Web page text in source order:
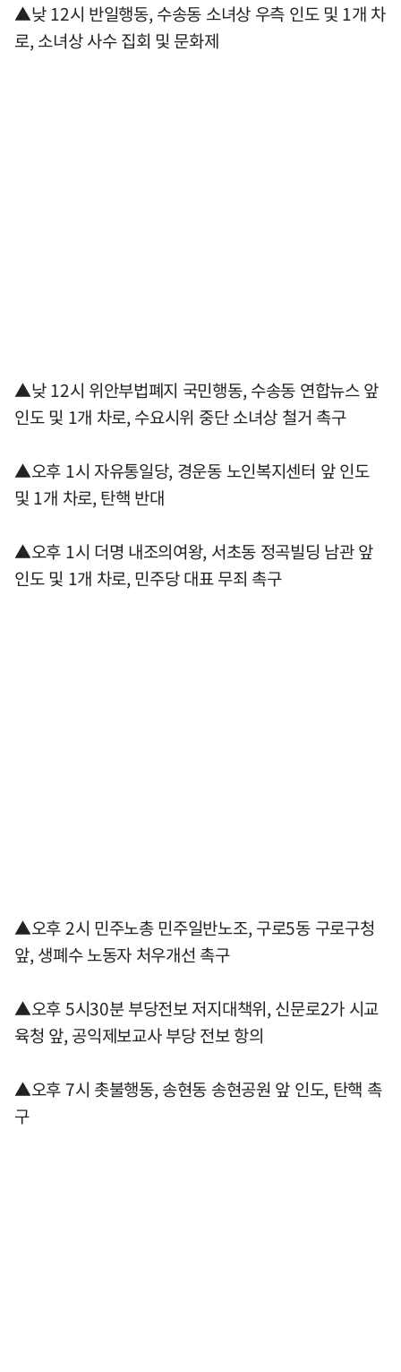
▲낮 12시 반일행동, 수송동 소녀상 우측 인도 및 1개 차
로, 소녀상 사수 집회 및 문화제
▲낮 12시 위안부법폐지 국민행동, 수송동 연합뉴스 앞
인도 및 1개 차로, 수요시위 중단 소녀상 철거 촉구
▲오후 1시 자유통일당, 경운동 노인복지센터 앞 인도
및 1개 차로, 탄핵 반대
▲오후 1시 더명 내조의여왕, 서초동 정곡빌딩 남관 앞
인도 및 1개 차로, 민주당 대표 무죄 촉구
▲오후 2시 민주노총 민주일반노조, 구로5동 구로구청
앞, 생폐수 노동자 처우개선 촉구
▲오후 5시30분 부당전보 저지대책위, 신문로2가 시교
육청 앞, 공익제보교사 부당 전보 항의
▲오후 7시 촛불행동, 송현동 송현공원 앞 인도, 탄핵 촉
구